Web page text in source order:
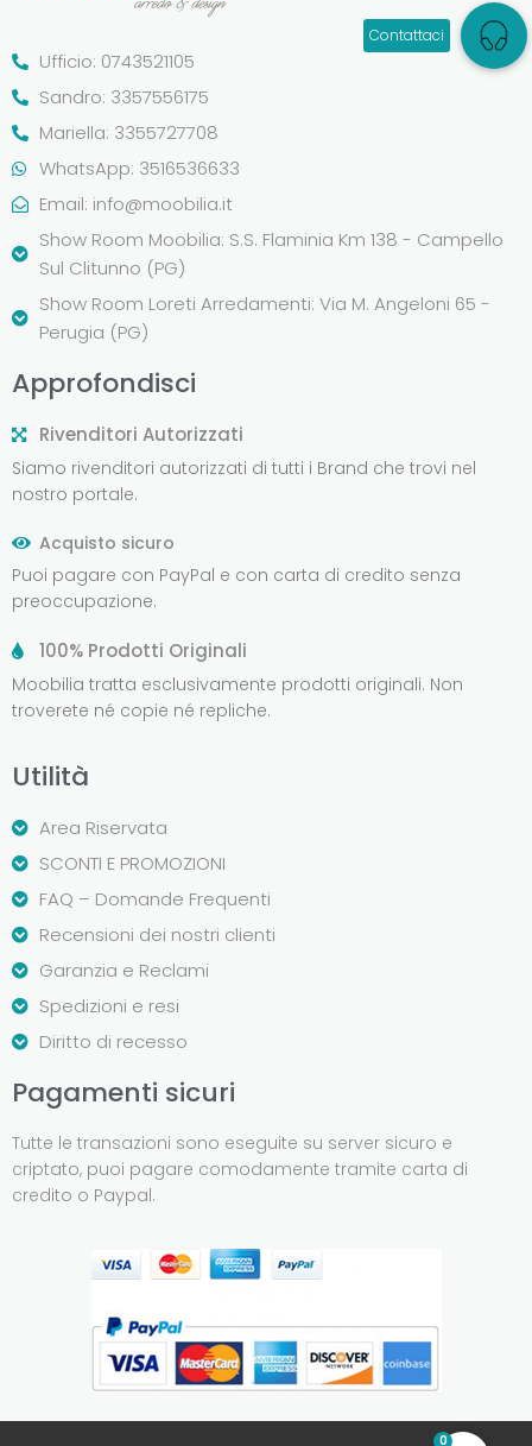
Ufficio: 0743521105
Sandro: 3357556175
Mariella: 3355727708
WhatsApp: 3516536633
Email: info@moobilia.it
Show Room Moobilia: S.S. Flaminia Km 138 - Campello
Sul Clitunno (PG)
Show Room Loreti Arredamenti: Via M. Angeloni 65 -
Perugia (PG)
Approfondisci
Rivenditori Autorizzati
Siamo rivenditori autorizzati di tutti i Brand che trovi nel
nostro portale.
Acquisto sicuro
Puoi pagare con PayPal e con carta di credito senza
preoccupazione.
100% Prodotti Originali
Moobilia tratta esclusivamente prodotti originali. Non
troverete né copie né repliche.
Utilità
Area Riservata
SCONTI E PROMOZIONI
FAQ – Domande Frequenti
Recensioni dei nostri clienti
Garanzia e Reclami
Spedizioni e resi
Diritto di recesso
Pagamenti sicuri
Tutte le transazioni sono eseguite su server sicuro e
criptato, puoi pagare comodamente tramite carta di
credito o Paypal.
0